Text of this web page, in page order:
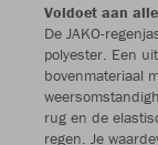
Voldoet aan
De JAKO-
polyester. Een
bovenmateriaal
rug en de
regen. Je